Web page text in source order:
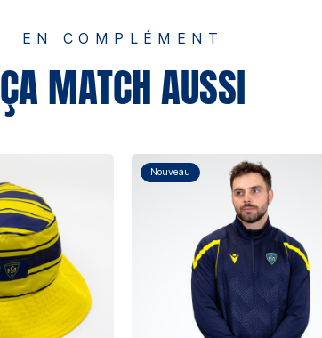
EN COMPLÉMENT
ÇA MATCH AUSSI
Nouveau